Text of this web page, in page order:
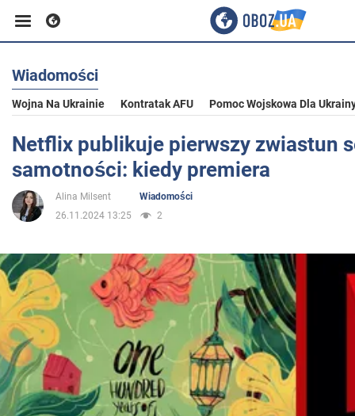
Biznes
Sport
Rozrywka
Polityka
Społeczeństwo
Wojna na Ukrainie
Wiadomości
Wojna Na Ukrainie Kontratak AFU Pomoc Wojskowa Dla
Netflix publikuje pierwszy zwiastun
samotności: kiedy premiera
Alina Milsent
Wiadomości
26.11.2024 13:25
2